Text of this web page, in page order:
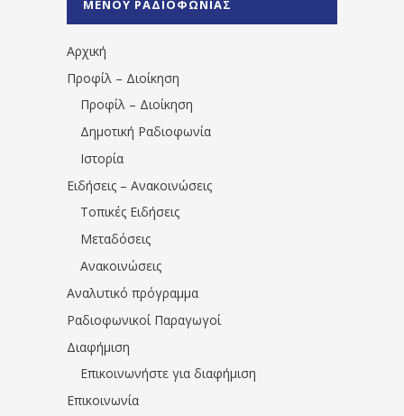
1531194763766854/" artist="" ]
ΜΕΝΟΥ ΡΑΔΙΟΦΩΝΙΑΣ
Αρχική
Προφίλ – Διοίκηση
Προφίλ – Διοίκηση
Δημοτική Ραδιοφωνία
Ιστορία
Ειδήσεις – Ανακοινώσεις
Τοπικές Ειδήσεις
Μεταδόσεις
Ανακοινώσεις
Αναλυτικό πρόγραμμα
Ραδιοφωνικοί Παραγωγοί
Διαφήμιση
Επικοινωνήστε για διαφήμιση
Επικοινωνία